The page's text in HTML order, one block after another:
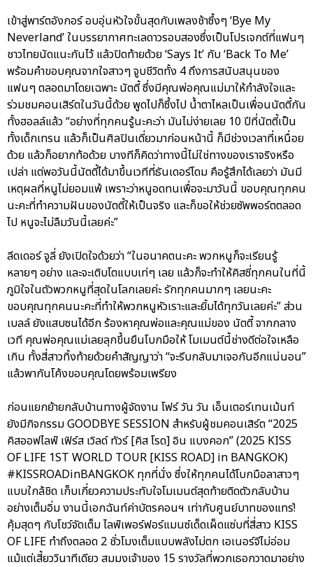
เข้าสู่พาร์ตอังกอร์ อบอุ่นหัวใจขั้นสุดกับเพลงช้าซึ้งๆ ‘Bye My
Neverland’ ในบรรยากาศทะเลดาวรอบสองซึ่งเป็นโปรเจกต์ที่แฟนๆ
ชาวไทยนัดแนะกันไว้ แล้วปิดท้ายด้วย ‘Says It’ กับ ‘Back To Me’
พร้อมคำขอบคุณจากใจสาวๆ จูบชีวิตทั้ง 4 ถึงการสนับสนุนของ
แฟนๆ ตลอดมาโดยเฉพาะ นัตตี้ ซึ่งมีคุณพ่อคุณแม่มาให้กำลังใจและ
ร่วมชมคอนเสิร์ตในวันนี้ด้วย พูดไปก็ซึ้งไป น้ำตาไหลเป็นเพื่อนนัตตี้กัน
ทั้งฮอลล์แล้ว “อย่างที่ทุกคนรู้นะคะว่า มันไม่ง่ายเลย 10 ปีที่นัตตี้เป็น
ทั้งเด็กเทรน แล้วก็เป็นศิลปินเดี่ยวมาก่อนหน้านี้ ก็มีช่วงเวลาที่เหนื่อย
ด้วย แล้วก็อยากท้อด้วย บางทีก็คิดว่าทางนี้ไม่ใช่ทางของเราจริงหรือ
เปล่า แต่พอวันนี้นัตตี้ได้มาขึ้นเวทีที่ธันเดอร์โดม คือรู้สึกได้เลยว่า มันมี
เหตุผลที่หนูไม่ยอมแพ้ เพราะว่าหนูอดทนเพื่อจะมาวันนี้ ขอบคุณทุกคน
นะคะที่ทำความฝันของนัตตี้ให้เป็นจริง และก็ขอให้ช่วยซัพพอร์ตตลอด
ไป หนูจะไม่ลืมวันนี้เลยค่ะ”
ลีดเดอร์ จูลี่ ยังเปิดใจด้วยว่า “ในอนาคตนะคะ พวกหนูก็จะเรียนรู้
หลายๆ อย่าง และจะเติบโตแบบเท่ๆ เลย แล้วก็จะทำให้คิสซี่ทุกคนในที่นี้
ภูมิใจในตัวพวกหนูที่สุดในโลกเลยค่ะ รักทุกคนมากๆ เลยนะคะ
ขอบคุณทุกคนนะคะที่ทำให้พวกหนูหัวเราะและยิ้มได้ทุกวันเลยค่ะ” ส่วน
เบลล์ ยังแสบซนได้อีก ร้องหาคุณพ่อและคุณแม่ของ นัตตี้ จากกลาง
เวที คุณพ่อคุณแม่เลยลุกขึ้นยืนโบกมือให้ โมเมนต์นี้ช่างดีต่อใจเหลือ
เกิน ทั้งสี่สาวทิ้งท้ายด้วยคำสัญญาว่า “จะรีบกลับมาเจอกันอีกแน่นอน”
แล้วพากันโค้งขอบคุณโดยพร้อมเพรียง
ก่อนแยกย้ายกลับบ้านทางผู้จัดงาน โฟร์ วัน วัน เอ็นเตอร์เทนเม้นท์
ยังมีกิจกรรม GOODBYE SESSION สำหรับผู้ชมคอนเสิร์ต “2025
คิสออฟไลฟ์ เฟิร์ส เวิลด์ ทัวร์ [คิส โรด] อิน แบงคอก” (2025 KISS
OF LIFE 1ST WORLD TOUR [KISS ROAD] in BANGKOK)
#KISSROADinBANGKOK ทุกที่นั่ง ซึ่งให้ทุกคนได้โบกมือลาสาวๆ
แบบใกล้ชิด เก็บเกี่ยวความประทับใจโมเมนต์สุดท้ายติดตัวกลับบ้าน
อย่างเต็มอิ่ม งานนี้เอกฉันท์ค่าบัตรคอนฯ เท่ากับศูนย์บาทของแทร่!
คุ้มสุดๆ กับโชว์จัดเต็ม ไลฟ์เพอร์ฟอร์แมนซ์เด็ดเผ็ดแซ่บที่สี่สาว KISS
OF LIFE ทำถึงตลอด 2 ชั่วโมงเต็มแบบพลังไม่ตก เอเนอร์จีไม่อ่อม
แม้แต่เสี้ยววินาทีเดียว สมมงเจ้าของ 15 รางวัลที่พวกเธอกวาดมาอย่าง